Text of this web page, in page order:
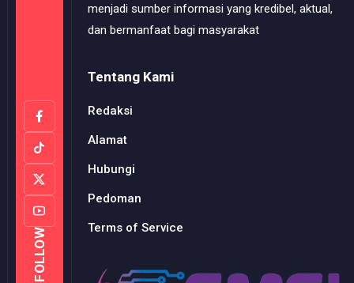
FOLLOW
menjadi sumber informasi yang kredibel, aktual,
dan bermanfaat bagi masyarakat
Tentang Kami
Redaksi
Alamat
Hubungi
Pedoman
Terms of Service